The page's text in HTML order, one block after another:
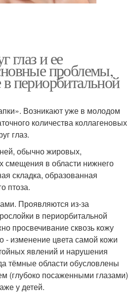
глаз и ее
проблемы,
периорбитальной
Возникают уже в молодом
количества коллагеновых
глаз.
обычно жировых,
смещения в области нижнего
складка, образованная
птоза.
Проявляются из-за
в периорбитальной
просвечивание сквозь кожу
- изменение цвета самой кожи
явлений и нарушения
тёмные области обусловлены
(глубоко посаженными глазами)
у детей.